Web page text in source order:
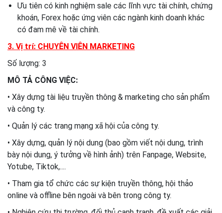
Ưu tiên có kinh nghiệm sale các lĩnh vực tài chính, chứng
khoán, Forex hoặc ứng viên các ngành kinh doanh khác
có đam mê về tài chính.
3. Vị trí: CHUYÊN VIÊN MARKETING
Số lượng: 3
MÔ TẢ CÔNG VIỆC:
• Xây dựng tài liệu truyền thông & marketing cho sản phẩm
và công ty.
• Quản lý các trang mạng xã hội của công ty.
• Xây dựng, quản lý nội dung (bao gồm viết nội dung, trình
bày nội dung, ý tưởng về hình ảnh) trên Fanpage, Website,
Yotube, Tiktok,....
• Tham gia tổ chức các sự kiện truyền thông, hội thảo
online và offline bên ngoài và bên trong công ty.